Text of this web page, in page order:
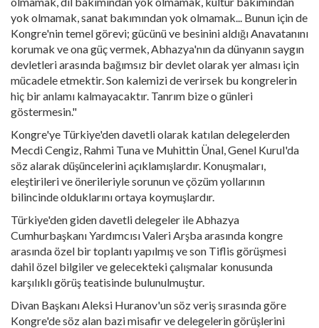
yok olmamak, sanat bakımından yok olmamak... Bunun için de
Kongre'nin temel görevi; gücünü ve besinini aldığı Anavatanını
korumak ve ona güç vermek, Abhazya'nın da dünyanın saygın
devletleri arasında bağımsız bir devlet olarak yer alması için
mücadele etmektir. Son kalemizi de verirsek bu kongrelerin
hiç bir anlamı kalmayacaktır. Tanrım bize o günleri
göstermesin."
Kongre'ye Türkiye'den davetli olarak katılan delegelerden
Mecdi Cengiz, Rahmi Tuna ve Muhittin Ünal, Genel Kurul'da
söz alarak düşüncelerini açıklamışlardır. Konuşmaları,
eleştirileri ve önerileriyle sorunun ve çözüm yollarının
bilincinde olduklarını ortaya koymuşlardır.
Türkiye'den giden davetli delegeler ile Abhazya
Cumhurbaşkanı Yardımcısı Valeri Arşba arasında kongre
arasında özel bir toplantı yapılmış ve son Tiflis görüşmesi
dahil özel bilgiler ve gelecekteki çalışmalar konusunda
karşılıklı görüş teatisinde bulunulmuştur.
Divan Başkanı Aleksi Huranov'un söz veriş sırasında göre
Kongre'de söz alan bazi misafir ve delegelerin görüşlerini